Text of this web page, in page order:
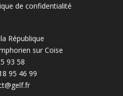
de confidentialité
République
sur Coise
93 58
95 46 99